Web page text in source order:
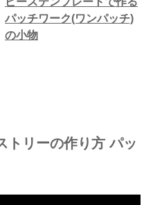
パッチワーク(ワンパッチ)
の小物
トリーの作り方 パッ